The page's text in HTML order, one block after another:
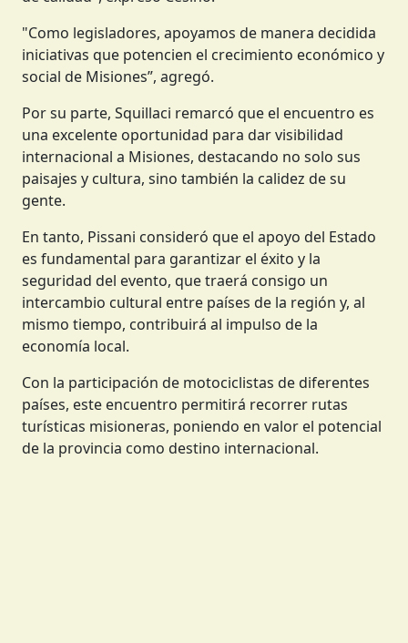
"Como legisladores, apoyamos de manera decidida
iniciativas que potencien el crecimiento económico y
social de Misiones”, agregó.
Por su parte, Squillaci remarcó que el encuentro es
una excelente oportunidad para dar visibilidad
internacional a Misiones, destacando no solo sus
paisajes y cultura, sino también la calidez de su
gente.
En tanto, Pissani consideró que el apoyo del Estado
es fundamental para garantizar el éxito y la
seguridad del evento, que traerá consigo un
intercambio cultural entre países de la región y, al
mismo tiempo, contribuirá al impulso de la
economía local.
Con la participación de motociclistas de diferentes
países, este encuentro permitirá recorrer rutas
turísticas misioneras, poniendo en valor el potencial
de la provincia como destino internacional.